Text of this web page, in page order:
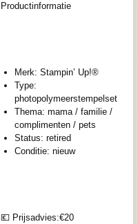
Productinformatie
Merk: Stampin’ Up!®
Type:
photopolymeerstempelset
Thema: mama / familie /
complimenten / pets
Status: retired
Conditie: nieuw
💶 Prijsadvies:€20